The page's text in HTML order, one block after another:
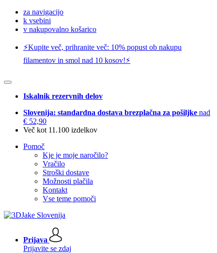
za navigacijo
k vsebini
v nakupovalno košarico
⚡️Kupite več, prihranite več: 10% popust ob nakupu
filamentov in smol nad 10 kosov!⚡️
Iskalnik rezervnih delov
Slovenija: standardna dostava brezplačna za pošiljke nad
€ 52,90
Več kot 11.100 izdelkov
Pomoč
Kje je moje naročilo?
Vračilo
Stroški dostave
Možnosti plačila
Kontakt
Vse teme pomoči
Prijava
Prijavite se zdaj